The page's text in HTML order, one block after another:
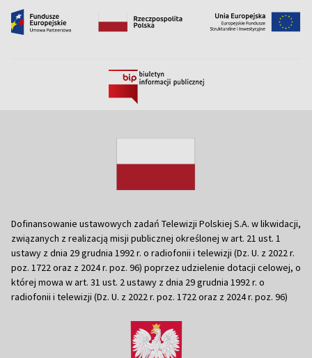
Dofinansowanie ustawowych zadań Telewizji Polskiej S.A. w likwidacji,
związanych z realizacją misji publicznej określonej w art. 21 ust. 1
ustawy z dnia 29 grudnia 1992 r. o radiofonii i telewizji (Dz. U. z 2022 r.
poz. 1722 oraz z 2024 r. poz. 96) poprzez udzielenie dotacji celowej, o
której mowa w art. 31 ust. 2 ustawy z dnia 29 grudnia 1992 r. o
radiofonii i telewizji (Dz. U. z 2022 r. poz. 1722 oraz z 2024 r. poz. 96)